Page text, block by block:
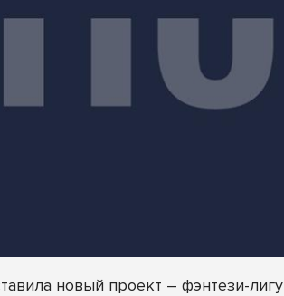
новый проект – фэнтези-лигу